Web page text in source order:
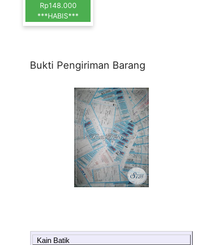
Rp148.000
***HABIS***
Bukti Pengiriman Barang
Kain Batik